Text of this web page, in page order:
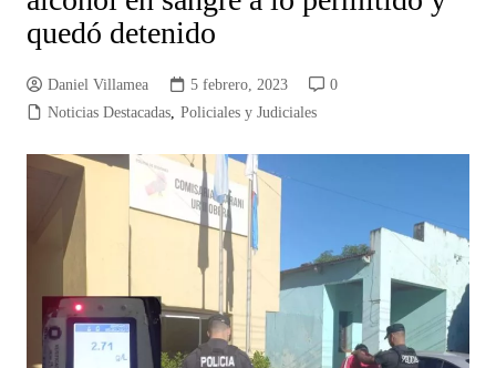
quedó detenido
Daniel Villamea 5 febrero, 2023
0
Noticias Destacadas, Policiales y Judiciales